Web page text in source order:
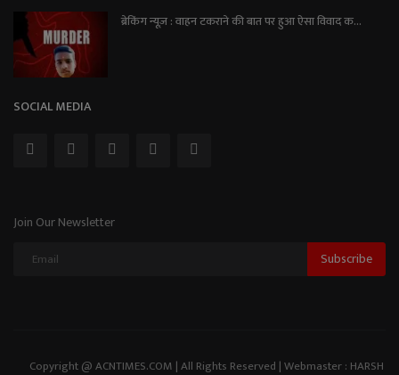
ब्रेकिंग न्यूज़ : वाहन टकराने की बात पर हुआ ऐसा विवाद क...
SOCIAL MEDIA
Join Our Newsletter
Subscribe
Copyright @ ACNTIMES.COM | All Rights Reserved | Webmaster : HARSH